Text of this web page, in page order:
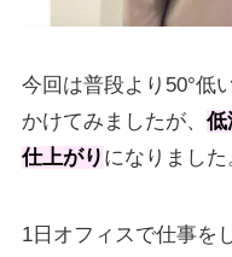
今回は普段より50°低
かけてみましたが、 低
仕上がり になりました
1日オフィスで仕事を